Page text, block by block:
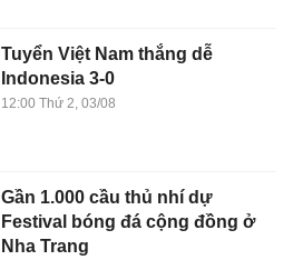
Tuyển Việt Nam thắng dễ
Indonesia 3-0
12:00 Thứ 2, 03/08
Gần 1.000 cầu thủ nhí dự
Festival bóng đá cộng đồng ở
Nha Trang